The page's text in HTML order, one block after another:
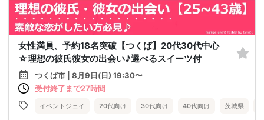
女性満員、予約18名突破【つくば】20代30代中心
☆理想の彼氏彼女の出会い♪選べるスイーツ付
つくば市 | 8月9日(日) 19:30〜
受付終了まで27時間
イベントジェイ 20代向け 30代向け 40代向け 茨城県